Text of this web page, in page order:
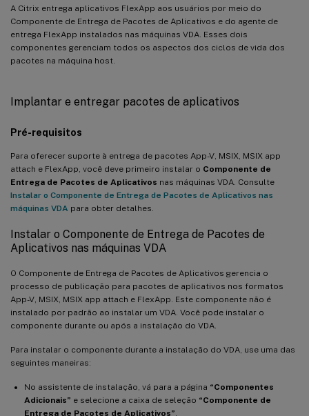
A Citrix entrega aplicativos FlexApp aos usuários por meio do
Componente de Entrega de Pacotes de Aplicativos e do agente de
entrega FlexApp instalados nas máquinas VDA. Esses dois
componentes gerenciam todos os aspectos dos ciclos de vida dos
pacotes na máquina host.
Implantar e entregar pacotes de aplicativos
Pré-requisitos
Para oferecer suporte à entrega de pacotes App-V, MSIX, MSIX app
attach e FlexApp, você deve primeiro instalar o Componente de
Entrega de Pacotes de Aplicativos nas máquinas VDA. Consulte
Instalar o Componente de Entrega de Pacotes de Aplicativos nas
máquinas VDA para obter detalhes.
Instalar o Componente de Entrega de Pacotes de
Aplicativos nas máquinas VDA
O Componente de Entrega de Pacotes de Aplicativos gerencia o
processo de publicação para pacotes de aplicativos nos formatos
App-V, MSIX, MSIX app attach e FlexApp. Este componente não é
instalado por padrão ao instalar um VDA. Você pode instalar o
componente durante ou após a instalação do VDA.
Para instalar o componente durante a instalação do VDA, use uma das
seguintes maneiras:
No assistente de instalação, vá para a página “Componentes
Adicionais” e selecione a caixa de seleção “Componente de
Entrega de Pacotes de Aplicativos”